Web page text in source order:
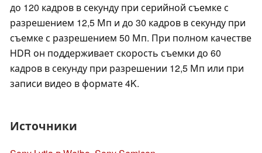
до 120 кадров в секунду при серийной съемке с
разрешением 12,5 Мп и до 30 кадров в секунду при
съемке с разрешением 50 Мп. При полном качестве
HDR он поддерживает скорость съемки до 60
кадров в секунду при разрешении 12,5 Мп или при
записи видео в формате 4K.
Источники